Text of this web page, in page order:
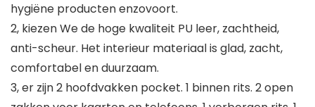
hygiëne producten enzovoort.
2, kiezen We de hoge kwaliteit PU leer, zachtheid,
anti-scheur. Het interieur materiaal is glad, zacht,
comfortabel en duurzaam.
3, er zijn 2 hoofdvakken pocket. 1 binnen rits. 2 open